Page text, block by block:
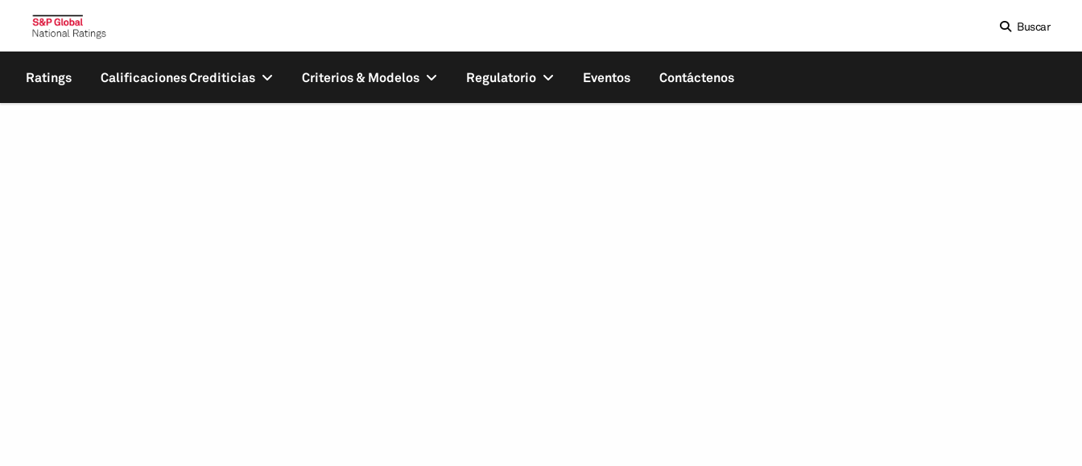
Buscar
Ratings Calificaciones Crediticias Criterios & Modelos Regulatorio Eventos Contáctenos